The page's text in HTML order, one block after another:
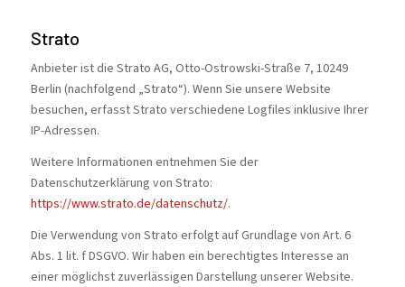
Strato
Anbieter ist die Strato AG, Otto-Ostrowski-Straße 7, 10249
Berlin (nachfolgend „Strato“). Wenn Sie unsere Website
besuchen, erfasst Strato verschiedene Logfiles inklusive Ihrer
IP-Adressen.
Weitere Informationen entnehmen Sie der
Datenschutzerklärung von Strato:
https://www.strato.de/datenschutz/.
Die Verwendung von Strato erfolgt auf Grundlage von Art. 6
Abs. 1 lit. f DSGVO. Wir haben ein berechtigtes Interesse an
einer möglichst zuverlässigen Darstellung unserer Website.